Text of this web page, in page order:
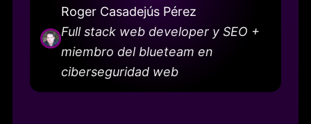
Roger Casadejús Pérez
Full stack web developer y SEO +
miembro del blueteam en
ciberseguridad web